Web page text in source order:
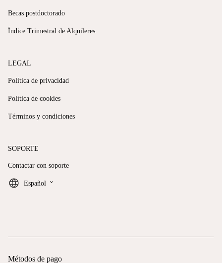
Becas postdoctorado
Índice Trimestral de Alquileres
LEGAL
Política de privacidad
Política de cookies
Términos y condiciones
SOPORTE
Contactar con soporte
Español keyboard_arrow_down
Métodos de pago